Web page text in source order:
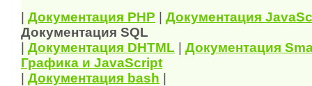
Документация PHP Документация
Документация SQL
Документация DHTML
Документация
Графика и JavaScript
Документация bash